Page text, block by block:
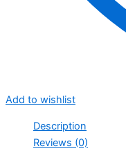
Add to wishlist
Description
Reviews (0)